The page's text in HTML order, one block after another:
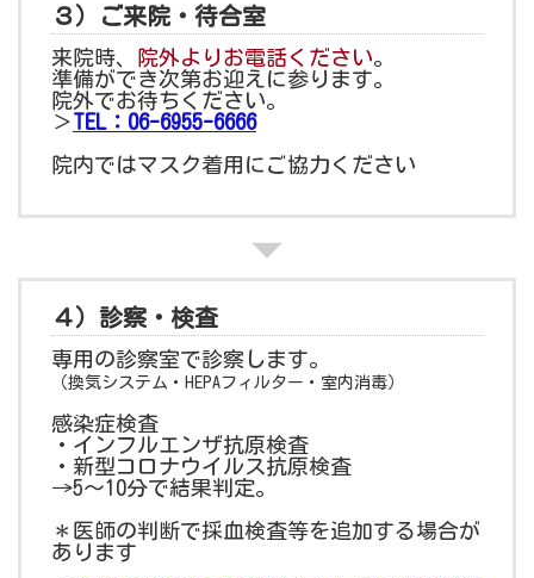
３）ご来院・待合室
来院時、 院外よりお電話ください。
準備ができ次第お迎えに参ります。
院外でお待ちください。
＞TEL：06-6955-6666
院内ではマスク着用にご協力ください
４）診察・検査
専用の診察室で診察します。
（換気システム・HEPAフィルター・室内消毒）
感染症検査
・インフルエンザ抗原検査
・新型コロナウイルス抗原検査
→5～10分で結果判定。
＊医師の判断で採血検査等を追加する場合が
あります